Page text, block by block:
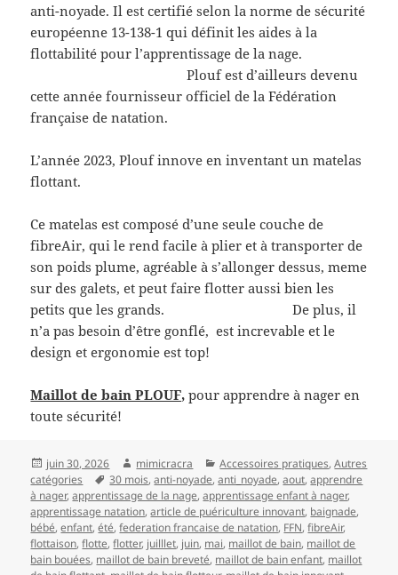
anti-noyade. Il est certifié selon la norme de sécurité
européenne 13-138-1 qui définit les aides à la
flottabilité pour l’apprentissage de la nage.
Plouf est d’ailleurs devenu
cette année fournisseur officiel de la Fédération
française de natation.
L’année 2023, Plouf innove en inventant un matelas
flottant.
Ce matelas est composé d’une seule couche de
fibreAir, qui le rend facile à plier et à transporter de
son poids plume, agréable à s’allonger dessus, meme
sur des galets, et peut faire flotter aussi bien les
petits que les grands. De plus, il
n’a pas besoin d’être gonflé, est increvable et le
design et ergonomie est top!
Maillot de bain PLOUF, pour apprendre à nager en
toute sécurité!
Publié
le
juin 30, 2026 Auteur
mimicracra Catégories
Accessoires pratiques,Autres
catégories
Mots-
clés
30 mois,anti-noyade,anti_noyade,aout,apprendre
à nager,apprentissage de la nage,apprentissage enfant à nager,
apprentissage natation,article de puériculture innovant, baignade,
bébé,enfant,été,federation francaise de natation, FFN,fibreAir,
flottaison,flotte,flotter, juilllet, juin, mai, maillot de bain, maillot de
bain bouées, maillot de bain breveté, maillot de bain enfant, maillot